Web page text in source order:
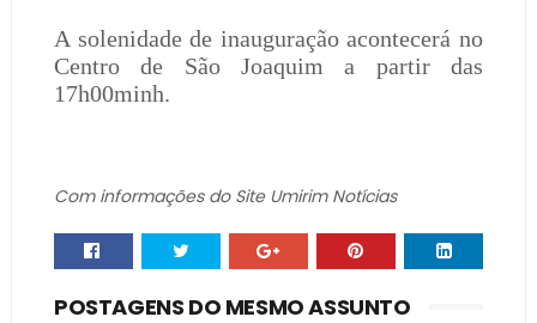
A solenidade de inauguração acontecerá no
Centro de São Joaquim a partir das
17h00minh.
Com informações do Site Umirim Notícias
POSTAGENS DO MESMO ASSUNTO